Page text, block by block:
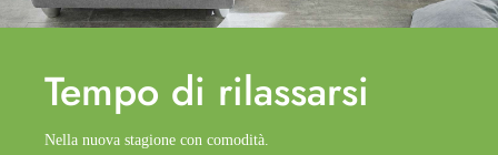
Tempo di rilassarsi
Nella nuova stagione con comodità.